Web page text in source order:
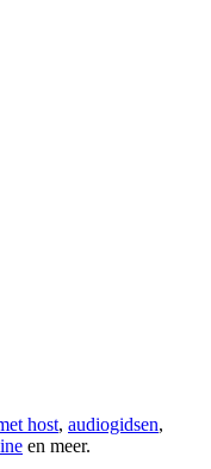
host, audiogidsen,
en meer.